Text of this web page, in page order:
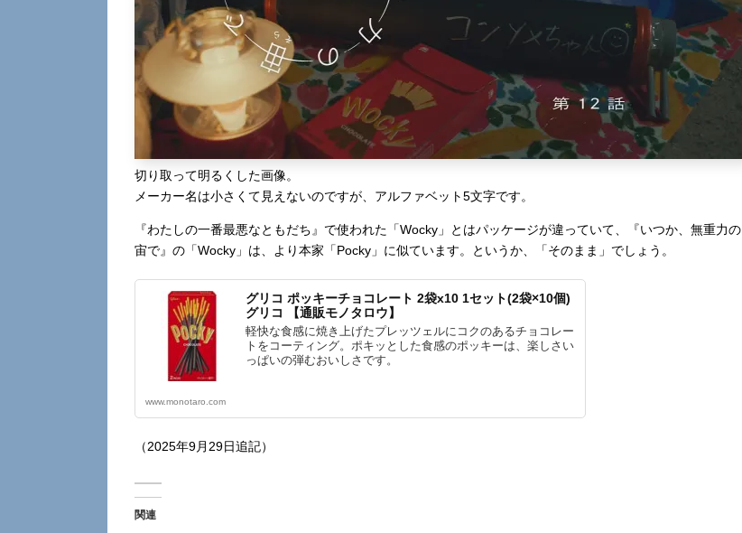
切り取って明るくした画像。
メーカー名は小さくて見えないのですが、アルファベット5文字です。
『わたしの一番最悪なともだち』で使われた「Wocky」とはパッケージが違っていて、『いつか、無重力の
宙で』の「Wocky」は、より本家「Pocky」に似ています。というか、「そのまま」でしょう。
グリコ ポッキーチョコレート 2袋x10 1セット(2袋×10個)
グリコ 【通販モノタロウ】
軽快な食感に焼き上げたプレッツェルにコクのあるチョコレー
トをコーティング。ポキッとした食感のポッキーは、楽しさい
っぱいの弾むおいしさです。
www.monotaro.com
（2025年9月29日追記）
関連